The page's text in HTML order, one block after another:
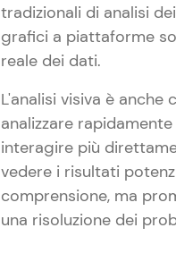
tradizionali di analisi
grafici a piattaforme
reale dei dati.
L'analisi visiva è
analizzare
interagire più
vedere i risultati
comprensione, ma
una risoluzione dei